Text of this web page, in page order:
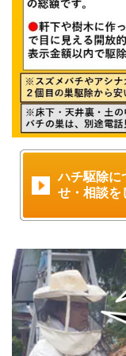
ハチ駆除に
せ・相談